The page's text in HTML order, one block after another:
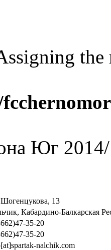
the
Юг
13
Кабардино-Балкарская
35-20
35-20
nalchik.com